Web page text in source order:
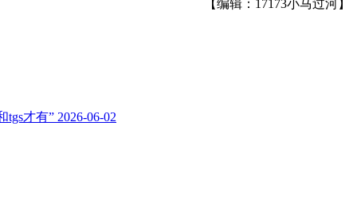
【编辑：17173小马过河】
tgs才有” 2026-06-02